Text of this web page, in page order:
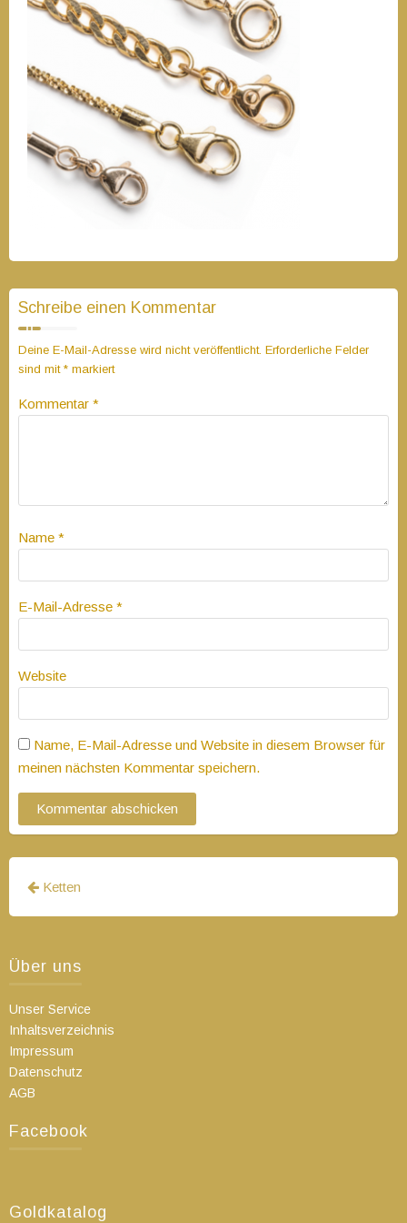
Schreibe einen Kommentar
Deine E-Mail-Adresse wird nicht veröffentlicht. Erforderliche Felder
sind mit * markiert
Kommentar *
Name *
E-Mail-Adresse *
Website
Name, E-Mail-Adresse und Website in diesem Browser für
meinen nächsten Kommentar speichern.
Beitragsnavigation
Ketten
Über uns
Unser Service
Inhaltsverzeichnis
Impressum
Datenschutz
AGB
Facebook
Goldkatalog